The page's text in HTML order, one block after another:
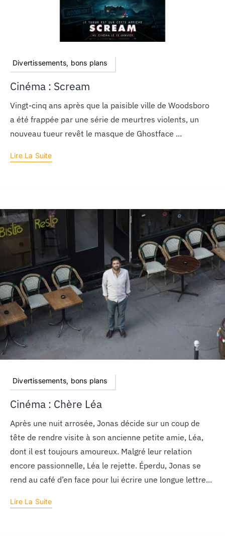
Divertissements, bons plans
Cinéma : Scream
Vingt-cinq ans après que la paisible ville de Woodsboro
a été frappée par une série de meurtres violents, un
nouveau tueur revêt le masque de Ghostface ...
Lire La Suite
Divertissements, bons plans
Cinéma : Chère Léa
Après une nuit arrosée, Jonas décide sur un coup de
tête de rendre visite à son ancienne petite amie, Léa,
dont il est toujours amoureux. Malgré leur relation
encore passionnelle, Léa le rejette. Éperdu, Jonas se
rend au café d’en face pour lui écrire une longue lettre...
Lire La Suite